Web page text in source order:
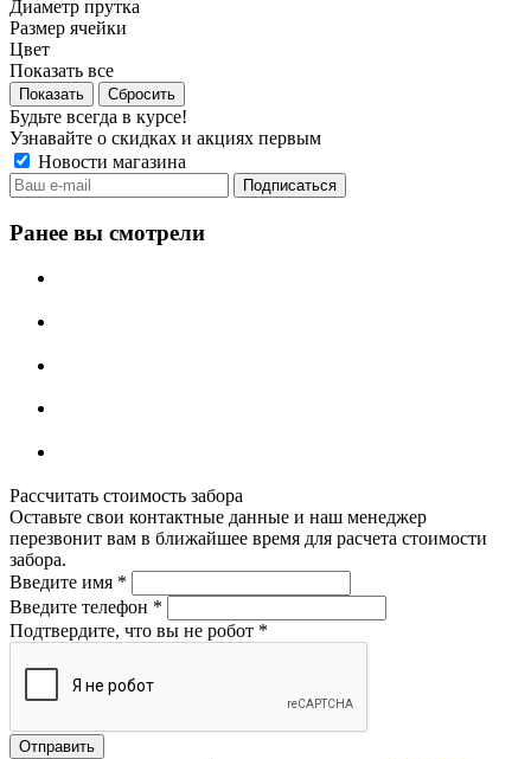
Диаметр прутка
Размер ячейки
Цвет
Показать все
Сбросить
Будьте всегда в курсе!
Узнавайте о скидках и акциях первым
Новости магазина
Ранее вы смотрели
Рассчитать стоимость забора
Оставьте свои контактные данные и наш менеджер
перезвонит вам в ближайшее время для расчета стоимости
забора.
Введите имя *
Введите телефон *
Подтвердите, что вы не робот *